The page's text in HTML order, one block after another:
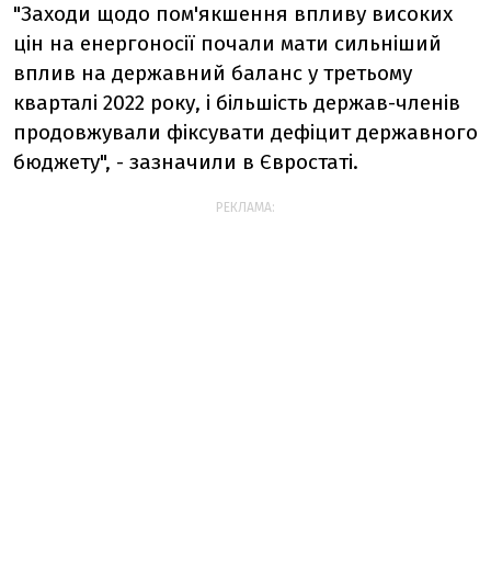
"Заходи щодо пом'якшення впливу високих
цін на енергоносії почали мати сильніший
вплив на державний баланс у третьому
кварталі 2022 року, і більшість держав-членів
продовжували фіксувати дефіцит державного
бюджету", - зазначили в Євростаті.
РЕКЛАМА: